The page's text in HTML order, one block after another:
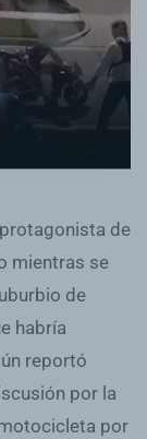
de
mientras se
de
habría
reportó
por la
por